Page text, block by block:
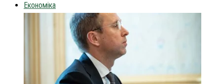
Економіка